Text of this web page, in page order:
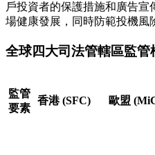
戶投資者的保護措施和廣告
場健康發展，同時防範投機風
全球四大司法管轄區監管
監管
要素
香港 (SFC) 歐盟